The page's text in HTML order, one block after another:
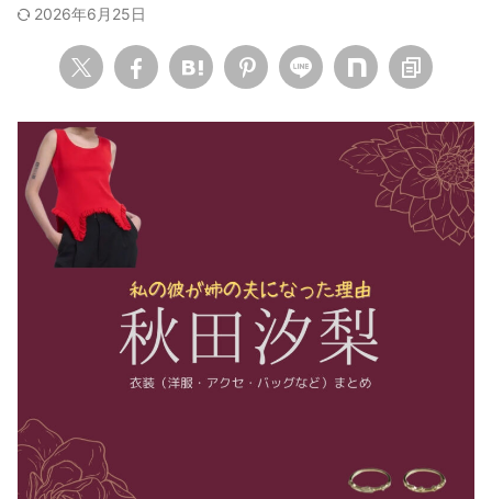
・松岡茉優
福原遥
小芝風花
・木南晴夏
・ 今田美桜
・清原果耶
・菜々緒
森七菜
・ 滝沢カレン
・トリンドル玲奈
2026年6月25日